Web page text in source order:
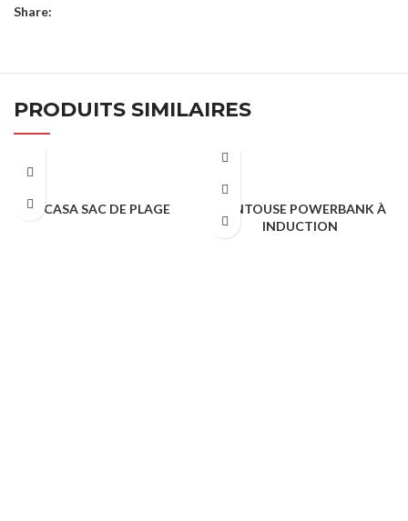
Share:
PRODUITS SIMILAIRES
CASA SAC DE PLAGE
VENTOUSE POWERBANK À
INDUCTION